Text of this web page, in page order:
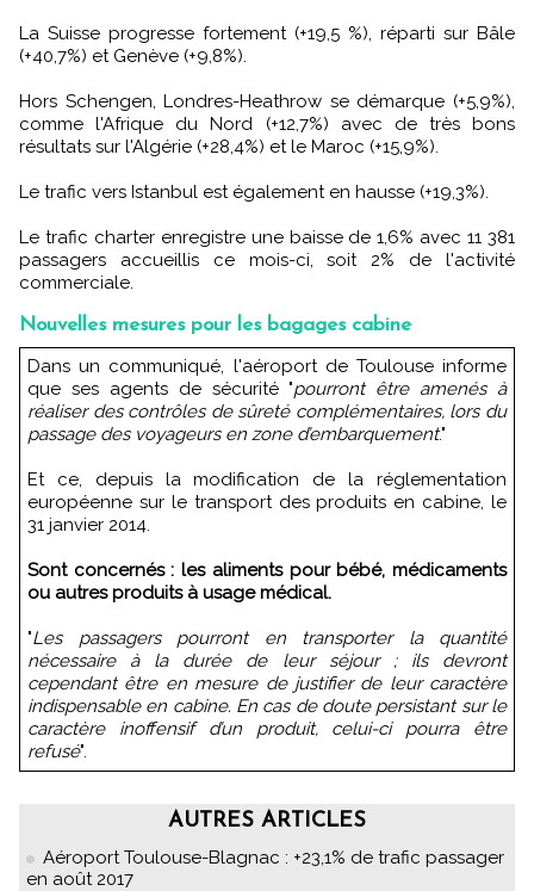
La Suisse progresse fortement (+19,5 %), réparti sur Bâle
(+40,7%) et Genève (+9,8%).
Hors Schengen, Londres-Heathrow se démarque (+5,9%),
comme l'Afrique du Nord (+12,7%) avec de très bons
résultats sur l'Algérie (+28,4%) et le Maroc (+15,9%).
Le trafic vers Istanbul est également en hausse (+19,3%).
Le trafic charter enregistre une baisse de 1,6% avec 11 381
passagers accueillis ce mois-ci, soit 2% de l'activité
commerciale.
Nouvelles mesures pour les bagages cabine
Dans un communiqué, l'aéroport de Toulouse informe
que ses agents de sécurité "pourront être amenés à
réaliser des contrôles de sûreté complémentaires, lors du
passage des voyageurs en zone d’embarquement."
Et ce, depuis la modification de la réglementation
européenne sur le transport des produits en cabine, le
31 janvier 2014.
Sont concernés : les aliments pour bébé, médicaments
ou autres produits à usage médical.
"Les passagers pourront en transporter la quantité
nécessaire à la durée de leur séjour ; ils devront
cependant être en mesure de justifier de leur caractère
indispensable en cabine. En cas de doute persistant sur le
caractère inoffensif d’un produit, celui-ci pourra être
refusé".
AUTRES ARTICLES
Aéroport Toulouse-Blagnac : +23,1% de trafic passager
en août 2017